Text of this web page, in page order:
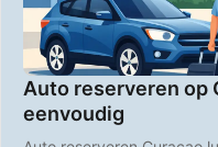
Auto reserveren op
eenvoudig